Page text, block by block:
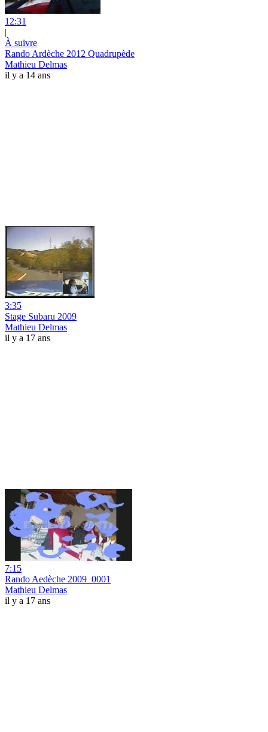
12:31
|
À suivre
Rando Ardèche 2012 Quadrupède
Mathieu Delmas
il y a 14 ans
3:35
Stage Subaru 2009
Mathieu Delmas
il y a 17 ans
7:15
Rando Aedèche 2009_0001
Mathieu Delmas
il y a 17 ans